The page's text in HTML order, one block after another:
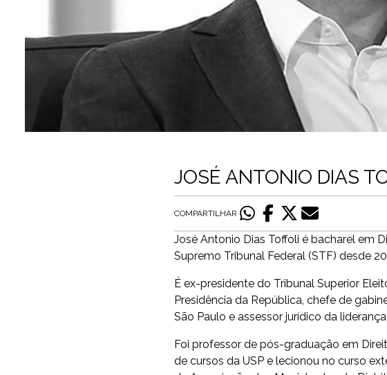
JOSÉ ANTONIO DIAS
COMPARTILHAR
José Antonio Dias Toffoli é bacharel em
Supremo Tribunal Federal (STF) desde
É ex-presidente do Tribunal Superior
Presidência da República, chefe de
São Paulo e assessor jurídico da
Foi professor de pós-graduação em
de cursos da USP e lecionou no curso